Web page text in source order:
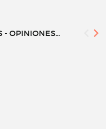
- OPINIONES...